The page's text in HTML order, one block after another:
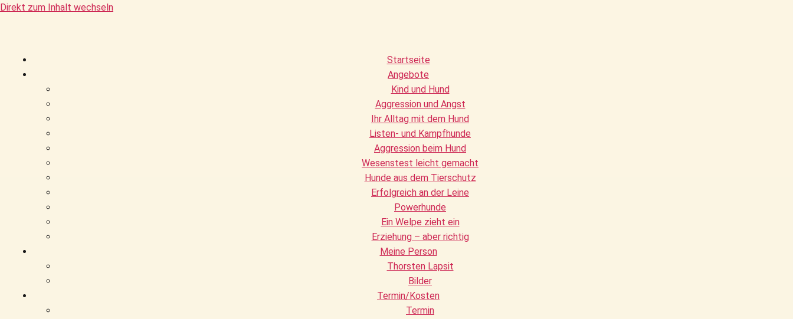
Direkt zum Inhalt wechseln
Startseite
Angebote
Kind und Hund
Aggression und Angst
Ihr Alltag mit dem Hund
Listen- und Kampfhunde
Aggression beim Hund
Wesenstest leicht gemacht
Hunde aus dem Tierschutz
Erfolgreich an der Leine
Powerhunde
Ein Welpe zieht ein
Erziehung – aber richtig
Meine Person
Thorsten Lapsit
Bilder
Termin/Kosten
Termin